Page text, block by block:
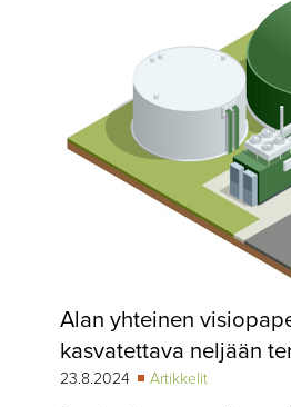
Alan yhteinen
kasvatettava neljään
23.8.2024 Artikkelit